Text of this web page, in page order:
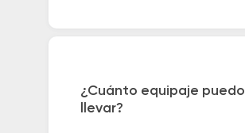
¿Cuánto equipaje puedo
llevar?